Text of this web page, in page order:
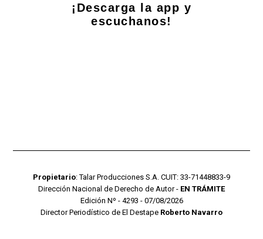
¡Descarga la app y
escuchanos!
Propietario: Talar Producciones S.A. CUIT: 33-71448833-9
Dirección Nacional de Derecho de Autor - EN TRÁMITE
Edición Nº - 4293 - 07/08/2026
Director Periodístico de El Destape Roberto Navarro